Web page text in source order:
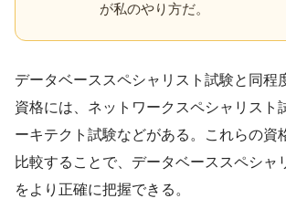
が私のやり方だ。
データベーススペシャリスト試験と同程
資格には、ネットワークスペシャリスト
ーキテクト試験などがある。これらの資
比較することで、データベーススペシャ
をより正確に把握できる。